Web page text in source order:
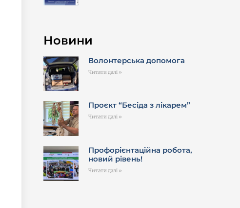
Новини
Волонтерська допомога
Читати далі »
Проєкт “Бесіда з лікарем”
Читати далі »
Профорієнтаційна робота,
новий рівень!
Читати далі »